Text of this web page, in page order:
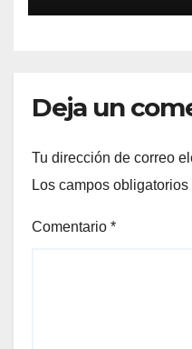
Deja un
Tu dirección de correo
Los campos
Comentario *